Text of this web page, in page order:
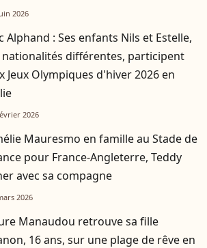
2026
Alphand : Ses enfants Nils et Estelle,
nationalités différentes, participent
Jeux Olympiques d'hiver 2026 en
2026
Mauresmo en famille au Stade de
pour France-Angleterre, Teddy
avec sa compagne
2026
Manaudou retrouve sa fille
16 ans, sur une plage de rêve en